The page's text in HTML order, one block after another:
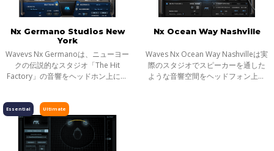
ギター／ベース
メーター
ノイズリダクション
サラウンド
ヘッドフォンミキシング
ライブソリューション
チャンネルストリップ
ハーモニックエンハンサー
Nx Germano Studios New
York
Wavevs Nx Germanoは、ニューヨー
クの伝説的なスタジオ「The Hit
Factory」の音響をヘッドホン上に構
デリングし、ステレオとサラウン
ド・モニタリ
Nx Ocean Way Nashville
Waves Nx Ocean Way Nashvilleは実
際のスタジオでスピーカーを通した
ような音響空間をヘッドフォン上に
Ultimate
Essential